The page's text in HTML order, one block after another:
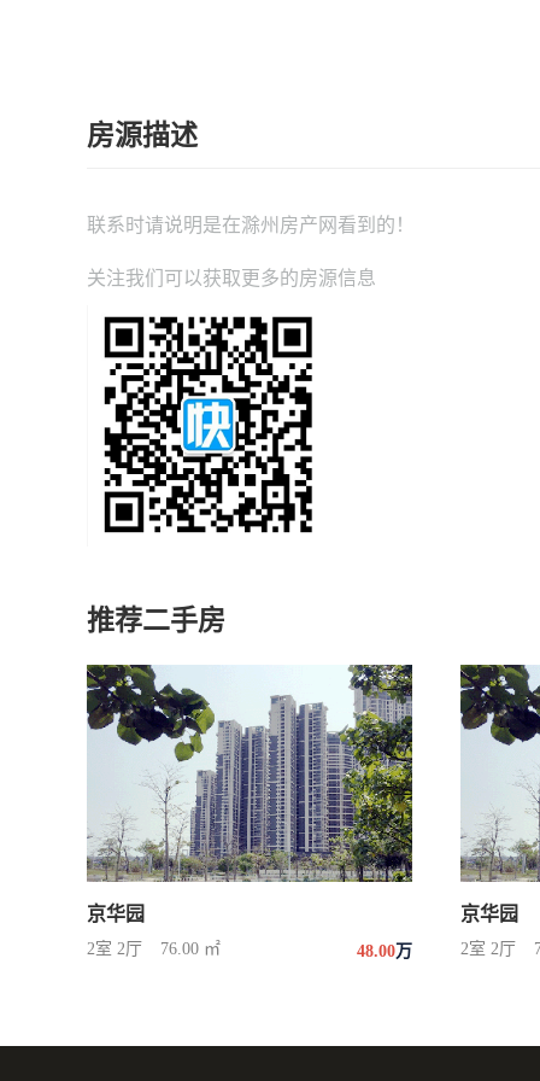
房源描述
联系时请说明是在滁州房产网 看到的！
关注我们可以获取更多的房源信息
推荐二手房
京华园
2室 2厅 76.00 ㎡ 48.00万
京华园
2室 2厅